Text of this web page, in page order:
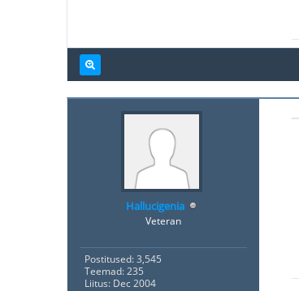
Hallucigenia
Veteran
Postitused: 3,545
Teemad: 235
Liitus: Dec 2004